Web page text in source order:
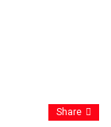
Share